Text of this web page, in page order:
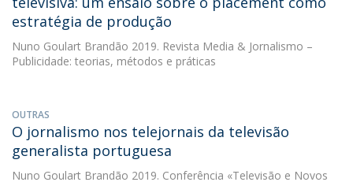
estratégia de produção
Nuno Goulart Brandão 2019. Revista Media & Jornalismo –
Publicidade: teorias, métodos e práticas
OUTRAS
O jornalismo nos telejornais da televisão
generalista portuguesa
Nuno Goulart Brandão 2019. Conferência «Televisão e Novos